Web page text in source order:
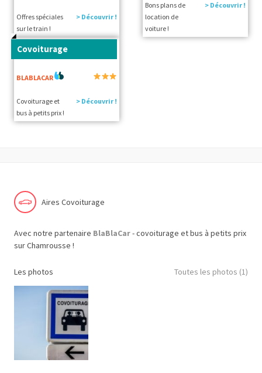
Offres spéciales
sur le train !
> Découvrir !
Bons plans de
location de
voiture !
> Découvrir !
Covoiturage
BLABLACAR
Covoiturage et
bus à petits prix !
> Découvrir !
Aires Covoiturage
Avec notre partenaire BlaBlaCar- covoiturage et bus à petits prix
sur Chamrousse !
Les photos Toutes les photos (1)